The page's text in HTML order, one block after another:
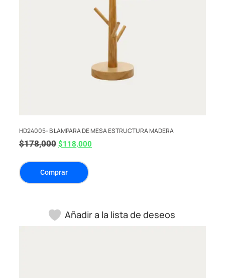
HD24005- B LAMPARA DE MESA ESTRUCTURA MADERA
$178,000 $118,000
Comprar
Añadir a la lista de deseos